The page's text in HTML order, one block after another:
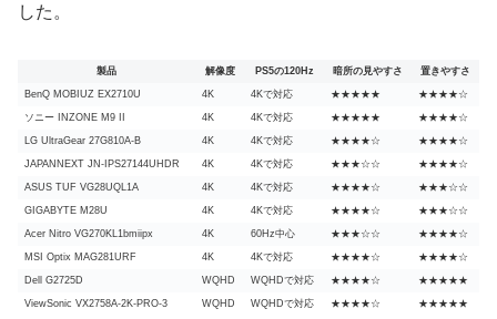
した。
製品 解像度 PS5の120Hz 暗所の見やすさ 置きやすさ
BenQ MOBIUZ EX2710U 4K 4Kで対応 ★★★★★ ★★★★☆
ソニー INZONE M9 II 4K 4Kで対応 ★★★★★ ★★★★☆
LG UltraGear 27G810A-B 4K 4Kで対応 ★★★★☆ ★★★★☆
JAPANNEXT JN-IPS27144UHDR 4K 4Kで対応 ★★★☆☆ ★★★★☆
ASUS TUF VG28UQL1A 4K 4Kで対応 ★★★★☆ ★★★☆☆
GIGABYTE M28U 4K 4Kで対応 ★★★★☆ ★★★☆☆
Acer Nitro VG270KL1bmiipx 4K 60Hz中心 ★★★☆☆ ★★★★☆
MSI Optix MAG281URF 4K 4Kで対応 ★★★★☆ ★★★★☆
Dell G2725D WQHD WQHDで対応 ★★★★☆ ★★★★★
ViewSonic VX2758A-2K-PRO-3 WQHD WQHDで対応 ★★★★☆ ★★★★★